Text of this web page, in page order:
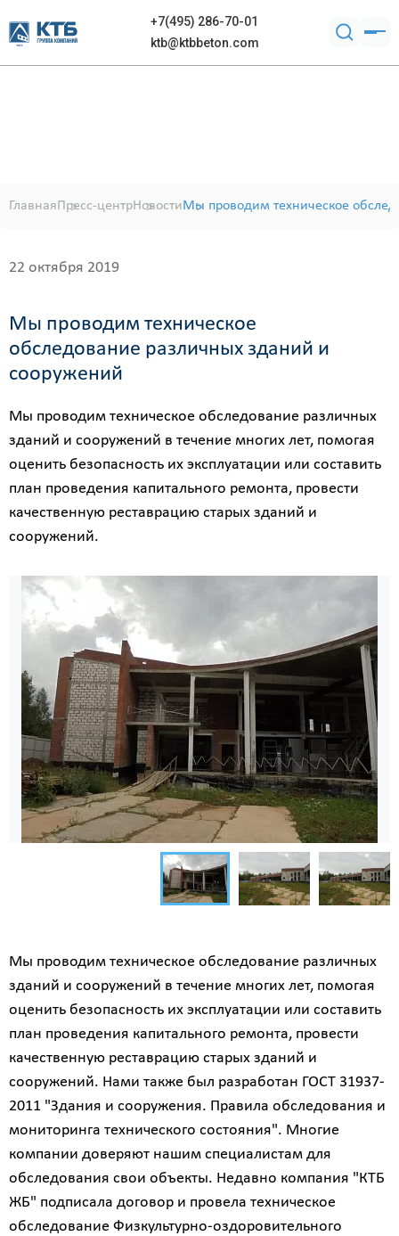
+7(495) 286-70-01
ktb@ktbbeton.com
ГлавнаяПресс-центрНовостиМы проводим техническое
22 октября 2019
Мы проводим техническое
обследование различных зданий и
сооружений
Мы проводим техническое обследование различных
зданий и сооружений в течение многих лет, помогая
оценить безопасность их эксплуатации или составить
план проведения капитального ремонта, провести
качественную реставрацию старых зданий и
сооружений.
Мы проводим техническое обследование различных
зданий и сооружений в течение многих лет, помогая
оценить безопасность их эксплуатации или составить
план проведения капитального ремонта, провести
качественную реставрацию старых зданий и
сооружений. Нами также был разработан ГОСТ 31937-
2011 "Здания и сооружения. Правила обследования и
мониторинга технического состояния". Многие
компании доверяют нашим специалистам для
обследования свои объекты. Недавно компания "КТБ
ЖБ" подписала договор и провела техническое
обследование Физкультурно-оздоровительного